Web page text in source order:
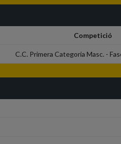
Competició
C.C. Primera Categoria Masc. -